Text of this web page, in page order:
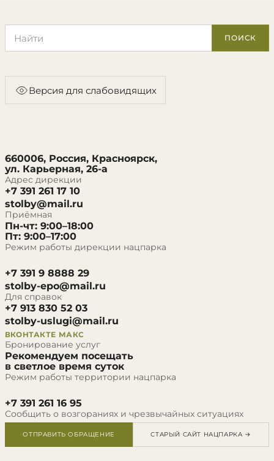
ПОИСК
Версия для слабовидящих
660006, Россия, Красноярск,
ул. Карьерная, 26-а
Адрес дирекции
+7 391 261 17 10
stolby@mail.ru
Приёмная
Пн-чт: 9:00–18:00
Пт: 9:00–17:00
Режим работы дирекции нацпарка
+7 391 9 8888 29
stolby-epo@mail.ru
Для справок
+7 913 830 52 03
stolby-uslugi@mail.ru
ВКОНТАКТЕ МАКС
Бронирование услуг
Рекомендуем посещать
в светлое время суток
Режим работы территории нацпарка
+7 391 261 16 95
Сообщить о возгораниях и чрезвычайных ситуациях
ОТПРАВИТЬ ОБРАЩЕНИЕ СТАРЫЙ САЙТ НАЦПАРКА →